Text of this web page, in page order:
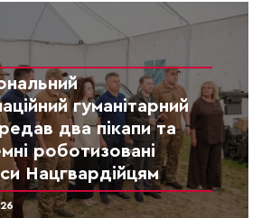
гуманітарний
два пікапи та
роботизовані
Нацгвардійцям